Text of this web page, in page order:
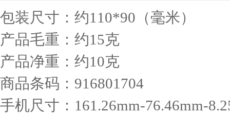
包装尺寸：约110*90（毫米）
产品毛重：约15克
产品净重：约10克
商品条码：916801704
手机尺寸：161.26mm-76.46mm-